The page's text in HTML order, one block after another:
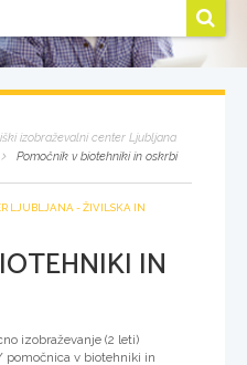
izobraževalni center Ljubljana
Pomočnik v biotehniki in oskrbi
LJUBLJANA - ŽIVILSKA IN
IN
izobraževanje (2 leti)
pomočnica v biotehniki in